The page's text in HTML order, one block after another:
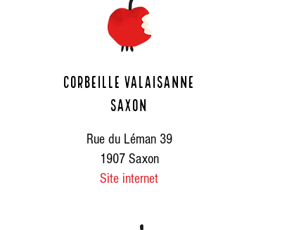
Corbeille Valaisanne
Saxon
Rue du Léman 39
1907 Saxon
Site internet